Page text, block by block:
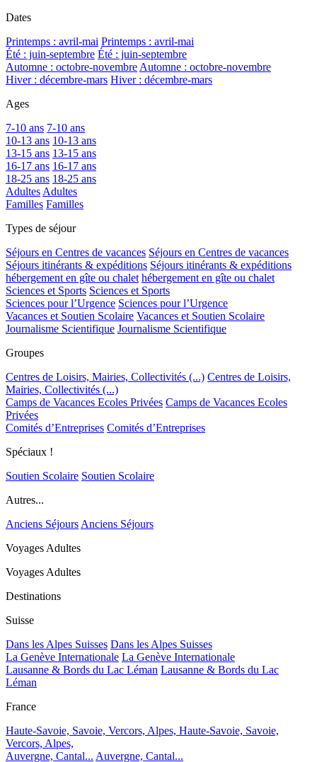
Dates
Printemps : avril-mai Printemps : avril-mai
Été : juin-septembre Été : juin-septembre
Automne : octobre-novembre Automne : octobre-novembre
Hiver : décembre-mars Hiver : décembre-mars
Ages
7-10 ans 7-10 ans
10-13 ans 10-13 ans
13-15 ans 13-15 ans
16-17 ans 16-17 ans
18-25 ans 18-25 ans
Adultes Adultes
Familles Familles
Types de séjour
Séjours en Centres de vacances Séjours en Centres de vacances
Séjours itinérants & expéditions Séjours itinérants & expéditions
hébergement en gîte ou chalet hébergement en gîte ou chalet
Sciences et Sports Sciences et Sports
Sciences pour l’Urgence Sciences pour l’Urgence
Vacances et Soutien Scolaire Vacances et Soutien Scolaire
Journalisme Scientifique Journalisme Scientifique
Groupes
Centres de Loisirs, Mairies, Collectivités (...) Centres de Loisirs,
Mairies, Collectivités (...)
Camps de Vacances Ecoles Privées Camps de Vacances Ecoles
Privées
Comités d’Entreprises Comités d’Entreprises
Spéciaux !
Soutien Scolaire Soutien Scolaire
Autres...
Anciens Séjours Anciens Séjours
Voyages Adultes
Voyages Adultes
Destinations
Suisse
Dans les Alpes Suisses Dans les Alpes Suisses
La Genève Internationale La Genève Internationale
Lausanne & Bords du Lac Léman Lausanne & Bords du Lac
Léman
France
Haute-Savoie, Savoie, Vercors, Alpes, Haute-Savoie, Savoie,
Vercors, Alpes,
Auvergne, Cantal... Auvergne, Cantal...